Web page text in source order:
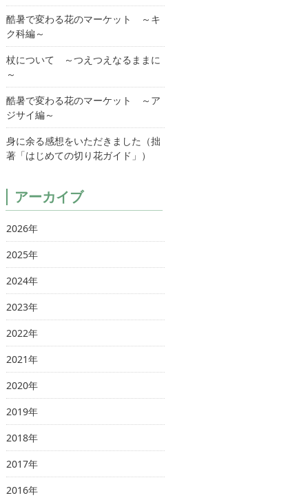
酷暑で変わる花のマーケット ～キ
ク科編～
杖について ～つえつえなるままに
～
酷暑で変わる花のマーケット ～ア
ジサイ編～
身に余る感想をいただきました（拙
著「はじめての切り花ガイド」）
アーカイブ
2026年
2025年
2024年
2023年
2022年
2021年
2020年
2019年
2018年
2017年
2016年